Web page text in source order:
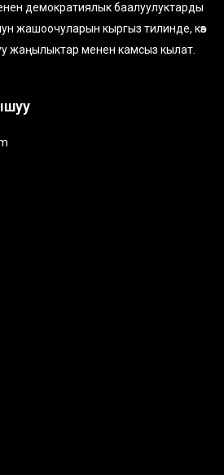
демократиялык баалуулуктарды
жашоочуларын кыргыз тилинде, көз
жаңылыктар менен камсыз кылат.